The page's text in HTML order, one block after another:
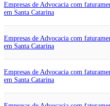
Empresas de Advocacia com
em Santa Catarina
Empresas de Advocacia com
em Santa Catarina
Empresas de Advocacia com
em Santa Catarina